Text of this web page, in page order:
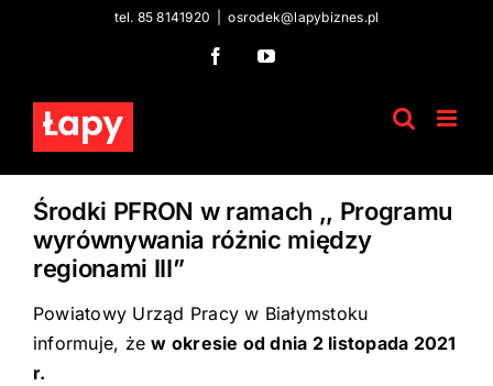
tel. 85 8141920 osrodek@lapybiznes.pl
FacebookYouTube
Środki PFRON w ramach ,, Programu
wyrównywania różnic między
regionami III”
Powiatowy Urząd Pracy w Białymstoku
informuje, żew okresie od dnia 2 listopada 2021
r.